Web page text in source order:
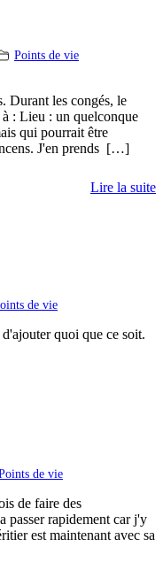
Points de vie
Durant les congés, le
: Lieu : un quelconque
qui pourrait être
J'en prends […]
Lire la suite
de vie
quoi que ce soit.
de vie
de faire des
passer rapidement car j'y
est maintenant avec sa